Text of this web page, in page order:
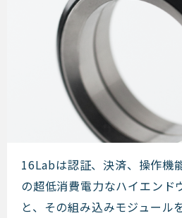
16Lab
16Labは認証、決済、操作機
の超低消費電力なハイエンド
と、その組み込みモジュール